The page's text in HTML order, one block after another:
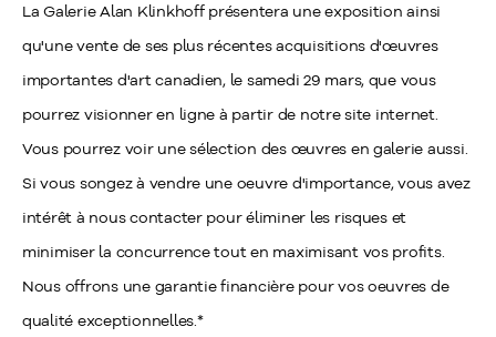
La Galerie Alan Klinkhoff présentera une exposition ainsi
qu'une vente de ses plus récentes acquisitions d'œuvres
importantes d'art canadien, le samedi 29 mars, que vous
pourrez visionner en ligne à partir de notre site internet.
Vous pourrez voir une sélection des œuvres en galerie aussi.
Si vous songez à vendre une oeuvre d'importance, vous avez
intérêt à nous contacter pour éliminer les risques et
minimiser la concurrence tout en maximisant vos profits.
Nous offrons une garantie financière pour vos oeuvres de
qualité exceptionnelles.*